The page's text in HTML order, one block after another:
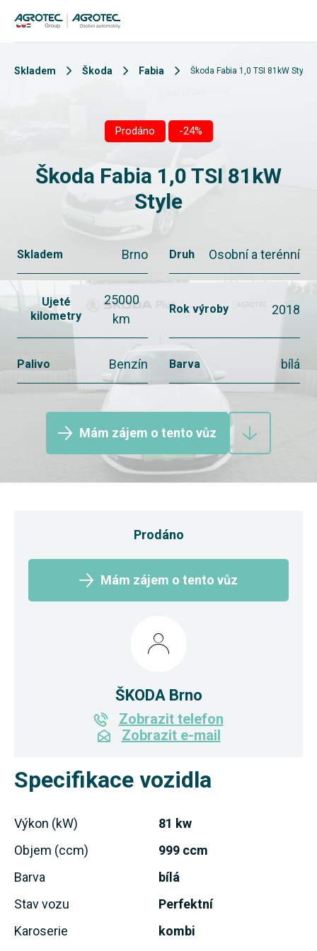
Skladem Škoda Fabia Škoda Fabia 1,0 TSI 81kW Style
Prodáno -24%
Škoda Fabia 1,0 TSI 81kW
Style
Skladem Brno Druh Osobní a terénní
Ujeté
kilometry
25000
km
Rok výroby 2018
Palivo Benzín Barva bílá
Mám zájem o tento vůz
Specifikace vozidla
Výkon (kW)
81 kw
Objem (ccm)
999 ccm
Barva
bílá
Stav vozu
Perfektní
Karoserie
kombi
Prodáno
Mám zájem o tento vůz
ŠKODA Brno
Zobrazit telefon
Zobrazit e-mail